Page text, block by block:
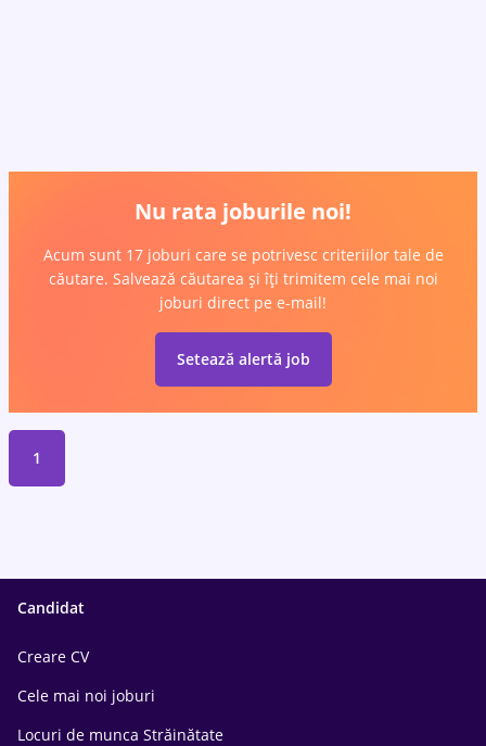
Nu rata joburile noi!
Acum sunt 17 joburi care se potrivesc criteriilor tale de
căutare. Salvează căutarea și îți trimitem cele mai noi
joburi direct pe e-mail!
Setează alertă job
1
Candidat
Creare CV
Cele mai noi joburi
Locuri de munca Străinătate